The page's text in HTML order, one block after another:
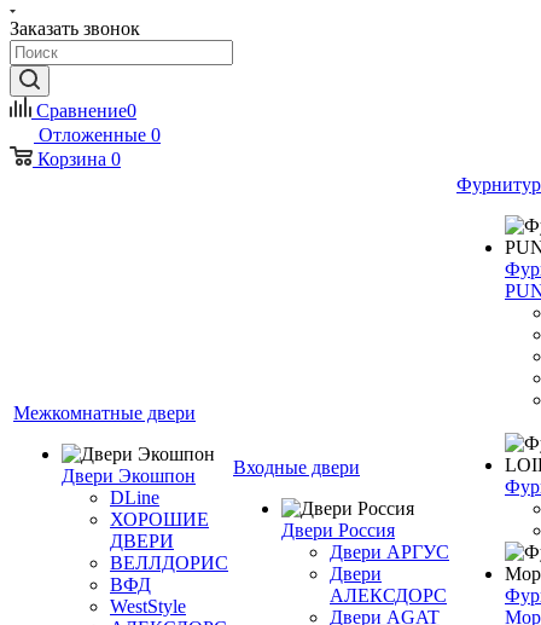
Заказать звонок
Сравнение0
Отложенные 0
Корзина 0
Межкомнатные двери
Двери Экошпон
DLine
ХОРОШИЕ
ДВЕРИ
ВЕЛЛДОРИС
ВФД
WestStyle
Входные двери
Двери Россия
Двери АРГУС
Двери
АЛЕКСДОРС
Двери AGAT